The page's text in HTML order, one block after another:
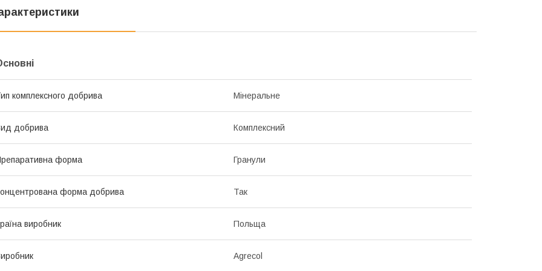
комплексного добрива Мінеральне
добрива Комплексний
форма Гранули
форма добрива Так
виробник Польща
Agrecol